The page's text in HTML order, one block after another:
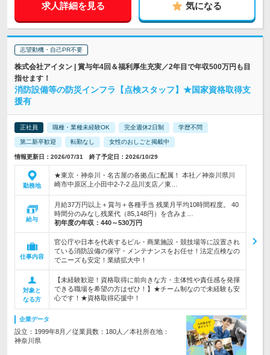
求人詳細を見る 気になる
志望動機・自己PR不要
株式会社アイタン | 賞与年4回＆福利厚生充実／2年目で年収500万円も目
指せます！
消防設備等の防災インフラ【点検スタッフ】★国家資格取得支
援有
正社員 職種・業種未経験OK 完全週休2日制 学歴不問
第二新卒歓迎 転勤なし 女性のおしごと掲載中
情報更新日：2026/07/31 終了予定日：2026/10/29
勤務地
★東京・神奈川・名古屋の各拠点に配属！ 本社／神奈川県川
崎市中原区上小田中2-7-2 品川支店／東…
給与
月給37万円以上＋賞与＋各種手当 残業月平均10時間程度。 40
時間分のみなし残業代（85,148円）を含みま…
初年度の年収： 440～530万円
仕事内容
官公庁や日本を代表するビル・商業施設・競技場等に設置され
ている消防設備の保守・メンテナンスをお任せ！法定点検なの
でニーズも安定！業績拡大中！
対象と
なる方
【未経験歓迎！資格取得に前向きな方・主体性や責任感を発揮
できる職場を希望の方はぜひ！】★チーム制なので未経験も安
心です！★資格取得応援中！
企業データ
設立：1999年8月／従業員数：180人／本社所在地：
神奈川県